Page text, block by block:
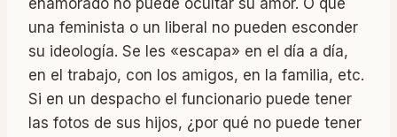
enamorado no puede ocultar su amor. O que
una feminista o un liberal no pueden esconder
su ideología. Se les «escapa» en el día a día,
en el trabajo, con los amigos, en la familia, etc.
Si en un despacho el funcionario puede tener
las fotos de sus hijos, ¿por qué no puede tener